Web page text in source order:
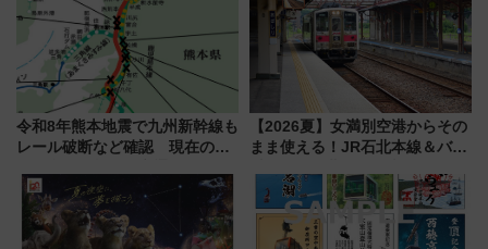
令和8年熊本地震で九州新幹線も
レール破断など確認 現在の運
響
【2026夏】女満別空港からその
まま使える！JR石北本線＆バス
ーパス」でおトクに道東観光
（8/3発売）